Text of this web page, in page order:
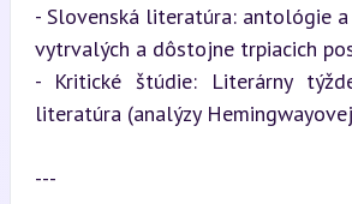
- Slovenská literatúra: antológie
vytrvalých a dôstojne trpiacich
- Kritické štúdie: Literárny
literatúra (analýzy
---